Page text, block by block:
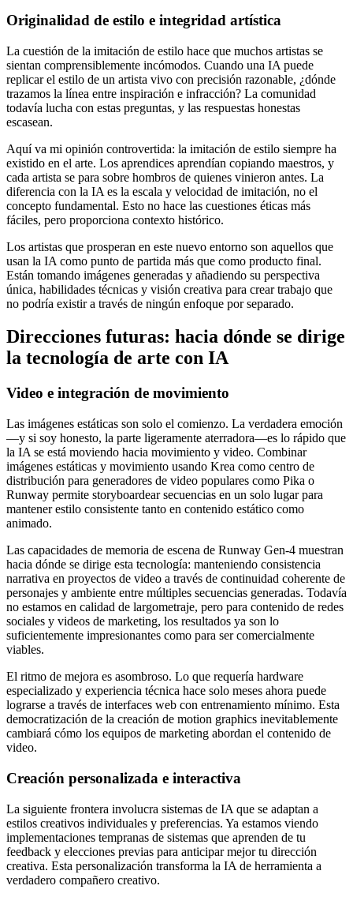
Originalidad de estilo e integridad artística
La cuestión de la imitación de estilo hace que muchos artistas se
sientan comprensiblemente incómodos. Cuando una IA puede
replicar el estilo de un artista vivo con precisión razonable, ¿dónde
trazamos la línea entre inspiración e infracción? La comunidad
todavía lucha con estas preguntas, y las respuestas honestas
escasean.
Aquí va mi opinión controvertida: la imitación de estilo siempre ha
existido en el arte. Los aprendices aprendían copiando maestros, y
cada artista se para sobre hombros de quienes vinieron antes. La
diferencia con la IA es la escala y velocidad de imitación, no el
concepto fundamental. Esto no hace las cuestiones éticas más
fáciles, pero proporciona contexto histórico.
Los artistas que prosperan en este nuevo entorno son aquellos que
usan la IA como punto de partida más que como producto final.
Están tomando imágenes generadas y añadiendo su perspectiva
única, habilidades técnicas y visión creativa para crear trabajo que
no podría existir a través de ningún enfoque por separado.
Direcciones futuras: hacia dónde se dirige
la tecnología de arte con IA
Video e integración de movimiento
Las imágenes estáticas son solo el comienzo. La verdadera emoción
—y si soy honesto, la parte ligeramente aterradora—es lo rápido que
la IA se está moviendo hacia movimiento y video. Combinar
imágenes estáticas y movimiento usando Krea como centro de
distribución para generadores de video populares como Pika o
Runway permite storyboardear secuencias en un solo lugar para
mantener estilo consistente tanto en contenido estático como
animado.
Las capacidades de memoria de escena de Runway Gen-4 muestran
hacia dónde se dirige esta tecnología: manteniendo consistencia
narrativa en proyectos de video a través de continuidad coherente de
personajes y ambiente entre múltiples secuencias generadas. Todavía
no estamos en calidad de largometraje, pero para contenido de redes
sociales y videos de marketing, los resultados ya son lo
suficientemente impresionantes como para ser comercialmente
viables.
El ritmo de mejora es asombroso. Lo que requería hardware
especializado y experiencia técnica hace solo meses ahora puede
lograrse a través de interfaces web con entrenamiento mínimo. Esta
democratización de la creación de motion graphics inevitablemente
cambiará cómo los equipos de marketing abordan el contenido de
video.
Creación personalizada e interactiva
La siguiente frontera involucra sistemas de IA que se adaptan a
estilos creativos individuales y preferencias. Ya estamos viendo
implementaciones tempranas de sistemas que aprenden de tu
feedback y elecciones previas para anticipar mejor tu dirección
creativa. Esta personalización transforma la IA de herramienta a
verdadero compañero creativo.